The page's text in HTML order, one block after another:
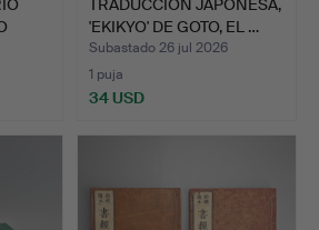
TRADUCCIÓN JAPONESA,
'EKIKYO' DE GOTO, EL …
Subastado 26 jul 2026
1 puja
34 USD